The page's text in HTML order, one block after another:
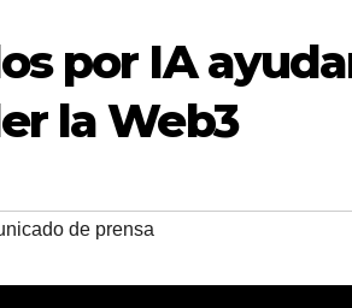
por IA
la Web3
de prensa